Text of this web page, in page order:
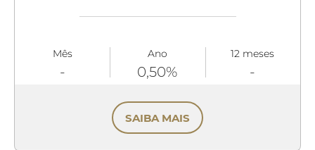
Mês
-
Ano
0,50%
12 meses
-
SAIBA MAIS